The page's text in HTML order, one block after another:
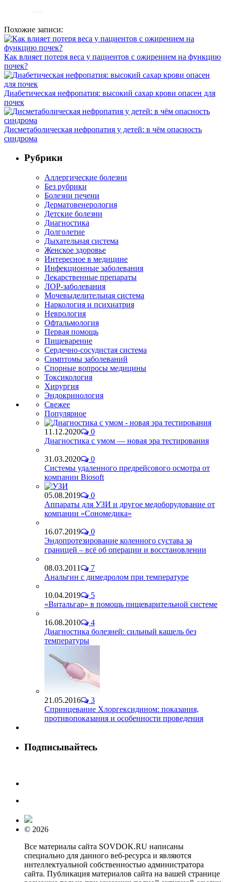
Похожие записи:
Как влияет потеря веса у пациентов с ожирением на функцию
почек?
Диабетическая нефропатия: высокий сахар крови опасен для
почек
Дисметаболическая нефропатия у детей: в чём опасность
синдрома
Рубрики
Аллергические болезни
Без рубрики
Болезни печени
Дерматовенерология
Детские болезни
Диагностика
Долголетие
Дыхательная система
Женское здоровье
Интересное в медицине
Инфекционные заболевания
Лекарственные препараты
ЛОР-заболевания
Мочевыделительная система
Наркология и психиатрия
Неврология
Офтальмология
Первая помощь
Пищеварение
Сердечно-сосудистая система
Симптомы заболеваний
Спорные вопросы медицины
Токсикология
Хирургия
Эндокринология
Свежее
Популярное
11.12.2020
0
Диагностика с умом — новая эра тестирования
31.03.2020
0
Системы удаленного предрейсового осмотра от
компании Biosoft
05.08.2019
0
Аппараты для УЗИ и другое медоборудование от
компании «Сономедика»
16.07.2019
0
Эндопротезирование коленного сустава за
границей – всё об операции и восстановлении
08.03.2011
7
Анальгин с димедролом при температуре
10.04.2019
5
«Витальгар» в помощь пищеварительной системе
16.08.2010
4
Диагностика болезней: сильный кашель без
температуры
21.05.2016
3
Спринцевание Хлоргексидином: показания,
противопоказания и особенности проведения
Подписывайтесь
© 2026
Все материалы сайта SOVDOK.RU написаны
специально для данного веб-ресурса и являются
интеллектуальной собственностью администратора
сайта. Публикация материалов сайта на вашей странице